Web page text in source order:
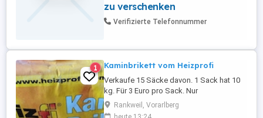
zu verschenken
Verifizierte Telefonnummer
1 Kaminbrikett vom Heizprofi
Verkaufe 15 Säcke davon. 1 Sack hat 10
kg. Für 3 Euro pro Sack. Nur
Selbstabholer
Rankweil, Vorarlberg